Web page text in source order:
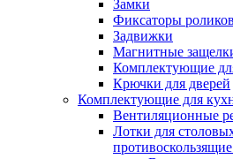
Замки
Фиксаторы
Задвижки
Магнитные
Комплектующие
Крючки для дверей
Комплектующие для
Вентиляционные
Лотки для